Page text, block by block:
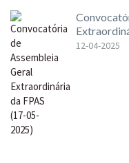
12-04-2025